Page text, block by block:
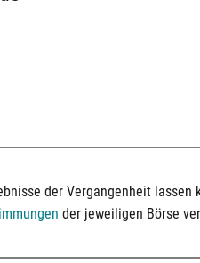
der Vergangenheit
der jeweiligen Börse